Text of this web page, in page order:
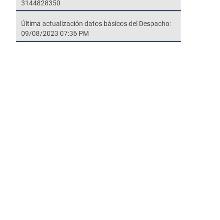
3144828350
Última actualización datos básicos del Despacho:
09/08/2023 07:36 PM